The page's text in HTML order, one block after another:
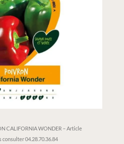
CALIFORNIA WONDER – Article
04.28.70.36.84